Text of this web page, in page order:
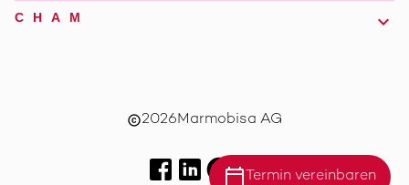
calendar_today Termin vereinbaren
CHAM
copyright2026Marmobisa AG